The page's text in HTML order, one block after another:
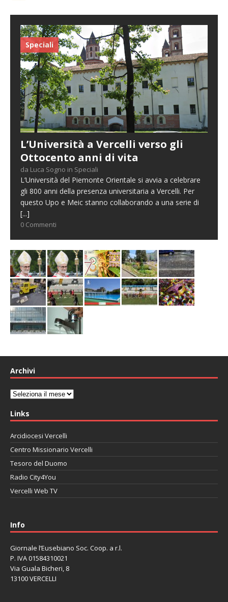
Speciali
L’Università a Vercelli verso gli
Ottocento anni di vita
da Luca Sogno in Speciali
L’Università del Piemonte Orientale si avvia a celebrare
gli 800 anni della presenza universitaria a Vercelli. Per
questo Upo e Meic stanno collaborando a una serie di
[...]
0 Commenti
Archivi
Archivi
Links
Arcidiocesi Vercelli
Centro Missionario Vercelli
Tesoro del Duomo
Radio City4You
Vercelli Web TV
Info
Giornale l’Eusebiano Soc. Coop. a r.l.
P. IVA 01584310021
Via Guala Bicheri, 8
13100 VERCELLI